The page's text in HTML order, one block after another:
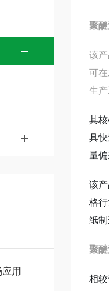
用
聚
该
可
生
其
具
量
该
格
纸
聚
相